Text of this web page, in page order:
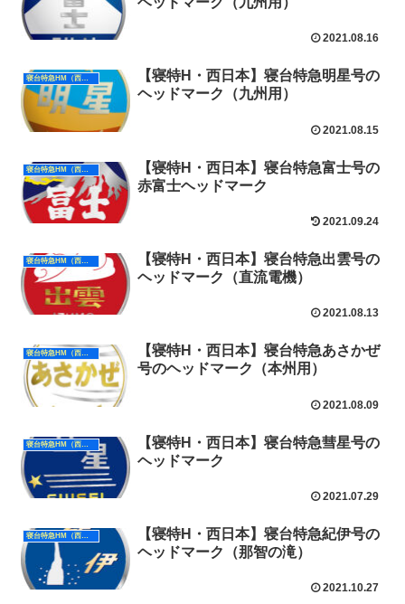
2021.08.16
【寝特H・西日本】寝台特急明星号の
ヘッドマーク（九州用）
2021.08.15
寝台特急HM（西日本）
【寝特H・西日本】寝台特急富士号の
赤富士ヘッドマーク
2021.09.24
寝台特急HM（西日本）
【寝特H・西日本】寝台特急出雲号の
ヘッドマーク（直流電機）
2021.08.13
【寝特H・西日本】寝台特急あさかぜ
号のヘッドマーク（本州用）
2021.08.09
寝台特急HM（西日本）
【寝特H・西日本】寝台特急彗星号の
ヘッドマーク
2021.07.29
寝台特急HM（西日本）
【寝特H・西日本】寝台特急紀伊号の
ヘッドマーク（那智の滝）
2021.10.27